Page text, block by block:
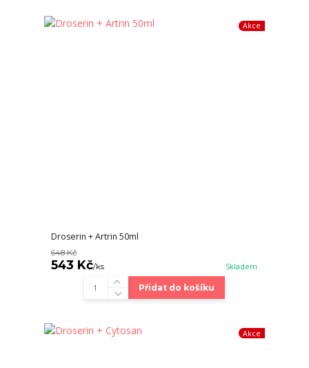
Akce
Droserin + Artrin 50ml
648 Kč
543 Kč/ks Skladem
Přidat do košíku
Akce